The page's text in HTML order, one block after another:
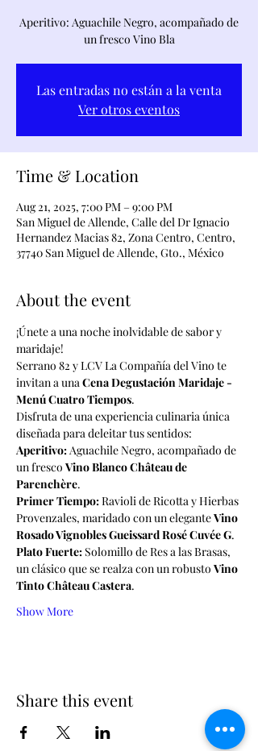
Aperitivo: Aguachile Negro, acompañado de
un fresco Vino Bla
Las entradas no están a la venta
Ver otros eventos
Time & Location
Aug 21, 2025, 7:00 PM – 9:00 PM
San Miguel de Allende, Calle del Dr Ignacio
Hernandez Macias 82, Zona Centro, Centro,
37740 San Miguel de Allende, Gto., México
About the event
¡Únete a una noche inolvidable de sabor y
maridaje!
Serrano 82 y LCV La Compañía del Vino te
invitan a una Cena Degustación Maridaje -
Menú Cuatro Tiempos.
Disfruta de una experiencia culinaria única
diseñada para deleitar tus sentidos:
Aperitivo: Aguachile Negro, acompañado de
un fresco Vino Blanco Château de
Parenchère.
Primer Tiempo: Ravioli de Ricotta y Hierbas
Provenzales, maridado con un elegante Vino
Rosado Vignobles Gueissard Rosé Cuvée G.
Plato Fuerte: Solomillo de Res a las Brasas,
un clásico que se realza con un robusto Vino
Tinto Château Castera.
Show More
Share this event